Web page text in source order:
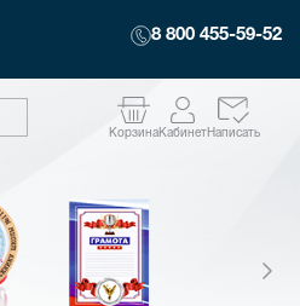
8 800 455-59-52
КорзинаКабинетНаписать